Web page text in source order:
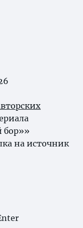
бор»»
на источник